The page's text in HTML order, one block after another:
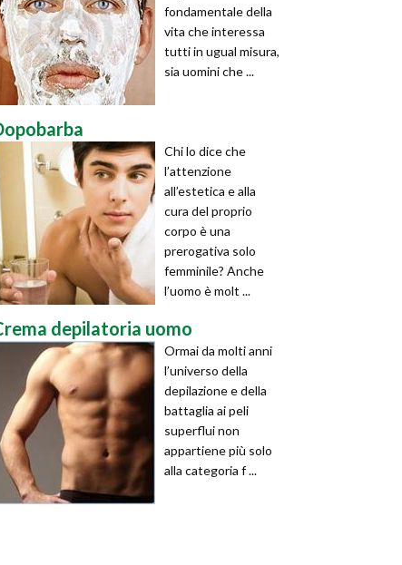
fondamentale della
vita che interessa
tutti in ugual misura,
sia uomini che ...
Chi lo dice che
l’attenzione
all’estetica e alla
cura del proprio
corpo è una
prerogativa solo
femminile? Anche
l’uomo è molt ...
depilatoria uomo
Ormai da molti anni
l’universo della
depilazione e della
battaglia ai peli
superflui non
appartiene più solo
alla categoria f ...